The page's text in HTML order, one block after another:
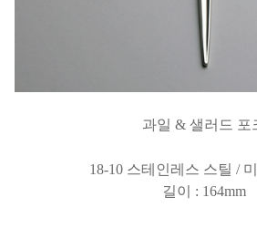
과일 & 샐러드 포
18-10 스테인레스 스틸 /
길이 : 164mm